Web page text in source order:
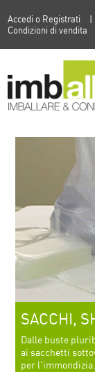
Accedi o Registrati
|
Condizioni di vendita
SACCHI,
Dalle buste
ai sacchetti
per l'immondizia.